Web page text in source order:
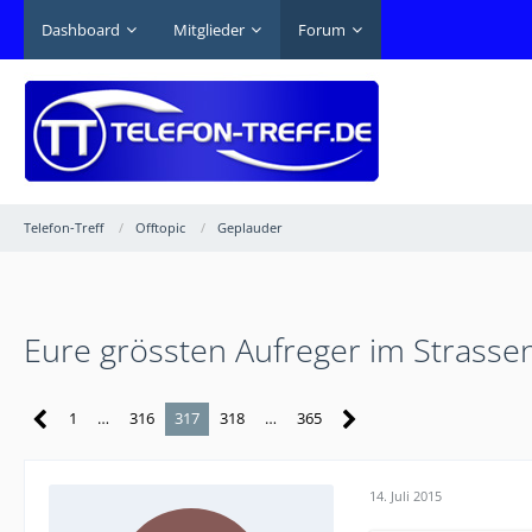
Dashboard Mitglieder Forum
Telefon-Treff Offtopic Geplauder
Eure grössten Aufreger im
1 … 316 317 318 … 365
14. Juli 2015